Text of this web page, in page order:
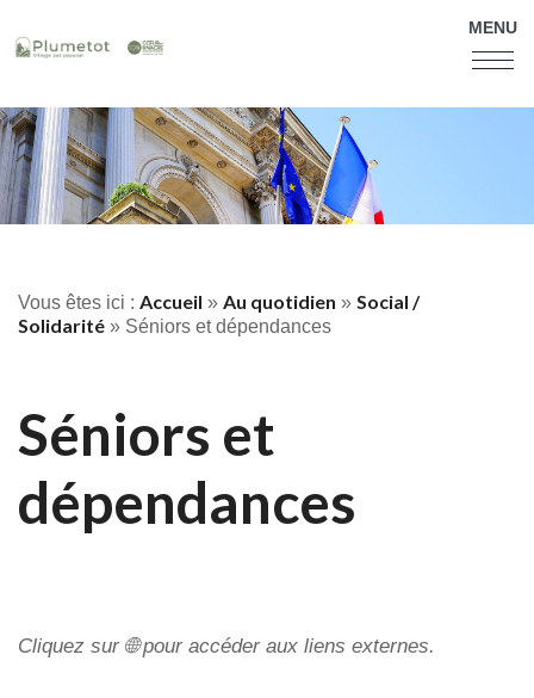
MENU
Vous êtes ici : Accueil » Au quotidien » Social /
Solidarité » Séniors et dépendances
Séniors et
dépendances
Cliquez sur 🌐 pour accéder aux liens externes.